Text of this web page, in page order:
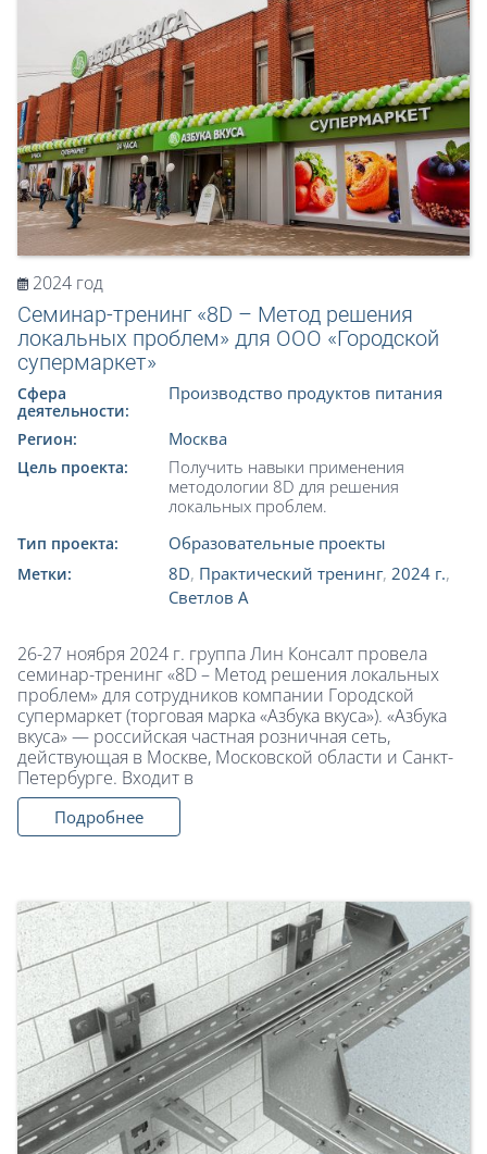
2024 год
Семинар-тренинг «8D – Метод решения
локальных проблем» для ООО «Городской
супермаркет»
Сфера
деятельности:
Производство продуктов питания
Регион: Москва
Цель проекта:
Получить навыки применения
методологии 8D для решения
локальных проблем.
Тип проекта: Образовательные проекты
Метки: 8D, Практический тренинг, 2024 г.,
Светлов А
26-27 ноября 2024 г. группа Лин Консалт провела
семинар-тренинг «8D – Метод решения локальных
проблем» для сотрудников компании Городской
супермаркет (торговая марка «Азбука вкуса»). «Азбука
вкуса» — российская частная розничная сеть,
действующая в Москве, Московской области и Санкт-
Петербурге. Входит в
Подробнее